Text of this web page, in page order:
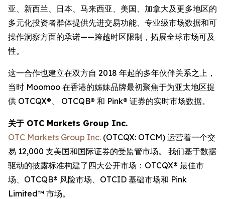
亚、新西兰、日本、马来西亚、美国、加拿大及更多地区的
多元化投资者群体提供先进交易功能、专业级市场数据和可
操作洞察方面的承诺——跨越时区限制，拓展全球市场可及
性。
这一合作也建立在双方自 2018 年起的多年伙伴关系之上，
当时 Moomoo 在香港的姊妹品牌最初聚焦于为亚太地区提
供 OTCQX®、 OTCQB® 和 Pink® 证券的实时市场数据。
关于 OTC Markets Group Inc.
OTC Markets Group Inc. (OTCQX: OTCM) 运营着一个交
易 12,000 支美国和国际证券的受监管市场。 我们基于数据
驱动的披露标准构建了四大公开市场：OTCQX® 最佳市
场、OTCQB® 风险市场、OTCID 基础市场和 Pink
Limited™ 市场。